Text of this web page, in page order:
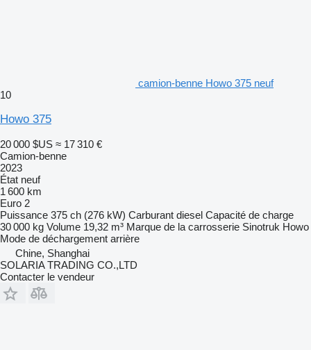
camion-benne Howo 375 neuf
10
Howo 375
20 000 $US ≈ 17 310 €
Camion-benne
2023
État neuf
1 600 km
Euro 2
Puissance 375 ch (276 kW) Carburant diesel Capacité de charge
30 000 kg Volume 19,32 m³ Marque de la carrosserie Sinotruk Howo
Mode de déchargement arrière
Chine, Shanghai
SOLARIA TRADING CO.,LTD
Contacter le vendeur